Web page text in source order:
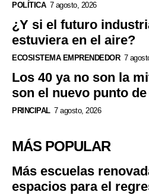
POLÍTICA 7 agosto, 2026
¿Y si el futuro
estuviera en el aire?
ECOSISTEMA EMPRENDEDOR 7
Los 40 ya no son la
son el nuevo punto
PRINCIPAL 7 agosto, 2026
MÁS POPULAR
Más escuelas
espacios para el